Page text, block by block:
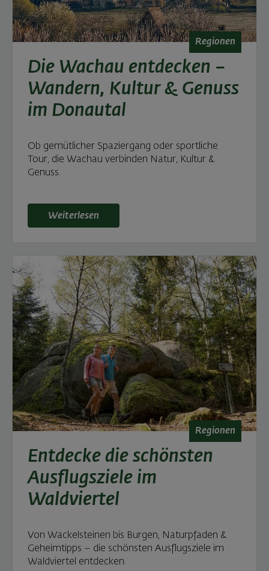
Regionen
Die Wachau entdecken –
Wandern, Kultur & Genuss
im Donautal
Ob gemütlicher Spaziergang oder sportliche
Tour, die Wachau verbinden Natur, Kultur &
Genuss.
Weiterlesen: Die Wachau entdecken – Wandern,
Weiterlesen
Regionen
Entdecke die schönsten
Ausflugsziele im
Waldviertel
Von Wackelsteinen bis Burgen, Naturpfaden &
Geheimtipps – die schönsten Ausflugsziele im
Waldviertel entdecken.